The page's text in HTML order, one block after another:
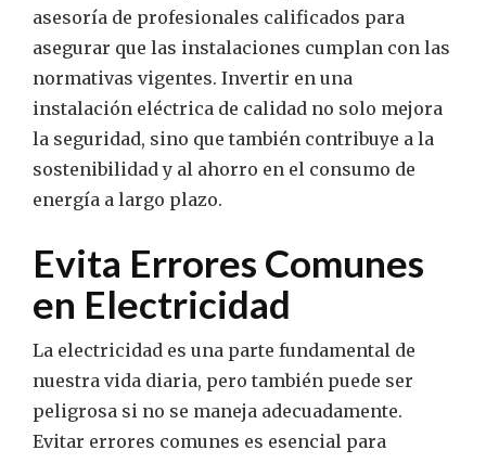
asesoría de profesionales calificados para
asegurar que las instalaciones cumplan con las
normativas vigentes. Invertir en una
instalación eléctrica de calidad no solo mejora
la seguridad, sino que también contribuye a la
sostenibilidad y al ahorro en el consumo de
energía a largo plazo.
Evita Errores Comunes
en Electricidad
La electricidad es una parte fundamental de
nuestra vida diaria, pero también puede ser
peligrosa si no se maneja adecuadamente.
Evitar errores comunes es esencial para